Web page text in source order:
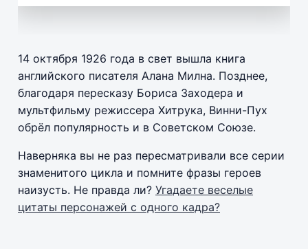
14 октября 1926 года в свет вышла книга
английского писателя Алана Милна. Позднее,
благодаря пересказу Бориса Заходера и
мультфильму режиссера Хитрука, Винни-Пух
обрёл популярность и в Советском Союзе.
Наверняка вы не раз пересматривали все серии
знаменитого цикла и помните фразы героев
наизусть. Не правда ли? Угадаете веселые
цитаты персонажей с одного кадра?